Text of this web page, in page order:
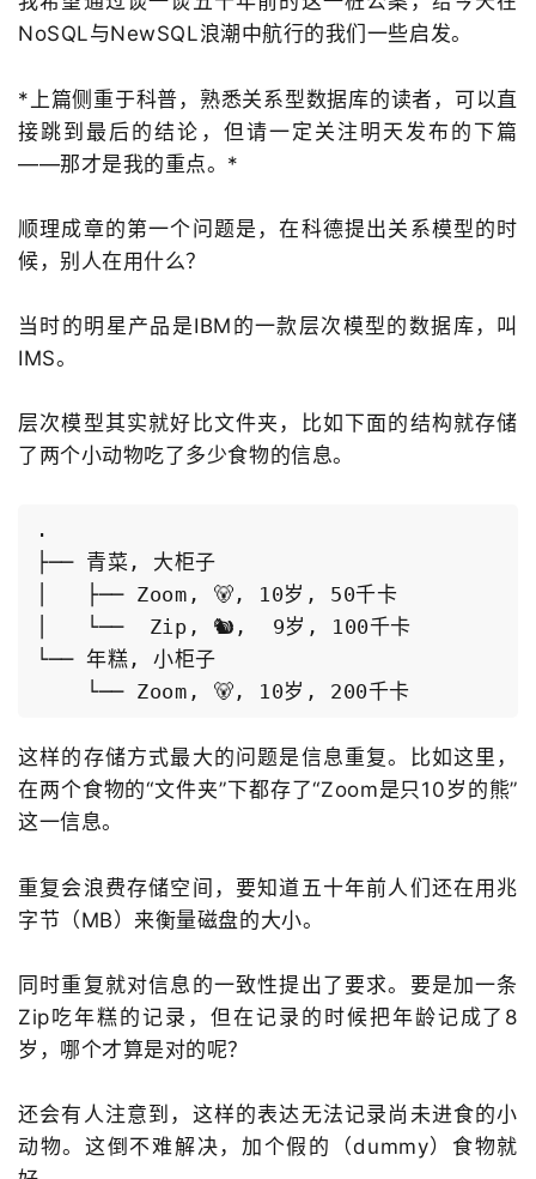
NoSQL与NewSQL浪潮中航行的我们一些启发。
*上篇侧重于科普，熟悉关系型数据库的读者，可以直
接跳到最后的结论，但请一定关注明天发布的下篇
——那才是我的重点。*
顺理成章的第一个问题是，在科德提出关系模型的时
候，别人在用什么？
当时的明星产品是IBM的一款层次模型的数据库，叫
IMS。
层次模型其实就好比文件夹，比如下面的结构就存储
了两个小动物吃了多少食物的信息。
.
├── 青菜, 大柜子
│   ├── Zoom, 🐻, 10岁, 50千卡
│   └──  Zip, 🐿️,  9岁, 100千卡
└── 年糕, 小柜子
这样的存储方式最大的问题是信息重复。比如这里，
在两个食物的“文件夹”下都存了“Zoom是只10岁的熊”
这一信息。
重复会浪费存储空间，要知道五十年前人们还在用兆
字节（MB）来衡量磁盘的大小。
同时重复就对信息的一致性提出了要求。要是加一条
Zip吃年糕的记录，但在记录的时候把年龄记成了8
岁，哪个才算是对的呢？
还会有人注意到，这样的表达无法记录尚未进食的小
动物。这倒不难解决，加个假的（dummy）食物就